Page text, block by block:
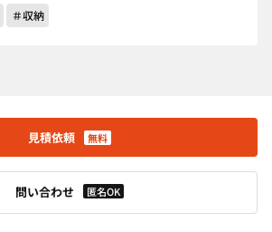
＃収納
見積依頼 無料
問い合わせ 匿名OK